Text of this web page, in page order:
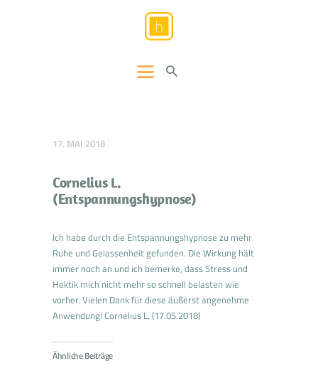
HYPNOSE.DOCTOR
ONLINE-THERAPIE
BLOG
RECHTLICHES
KONTAKT
17. MAI 2018
Cornelius L.
(Entspannungshypnose)
Ich habe durch die Entspannungshypnose zu mehr
Ruhe und Gelassenheit gefunden. Die Wirkung hält
immer noch an und ich bemerke, dass Stress und
Hektik mich nicht mehr so schnell belasten wie
vorher. Vielen Dank für diese äußerst angenehme
Anwendung! Cornelius L. (17.05.2018)
Ähnliche Beiträge